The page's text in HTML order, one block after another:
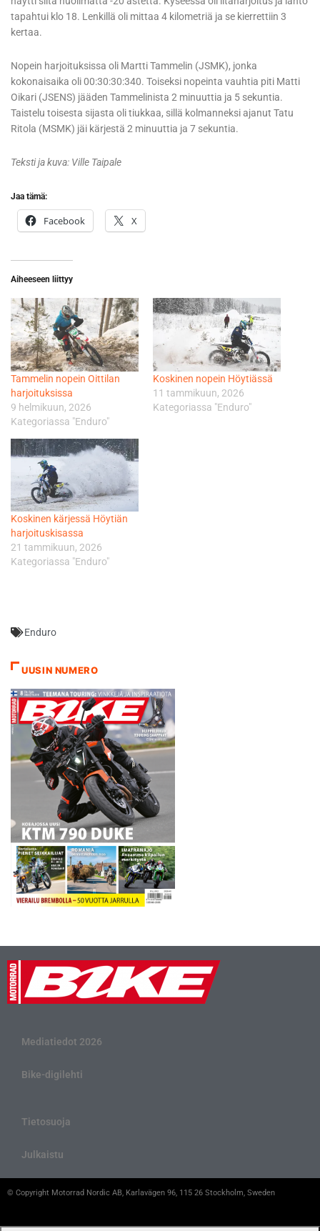
tapahtui klo 18. Lenkillä oli mittaa 4 kilometriä ja se kierrettiin 3
kertaa.
Nopein harjoituksissa oli Martti Tammelin (JSMK), jonka
kokonaisaika oli 00:30:30:340. Toiseksi nopeinta vauhtia piti Matti
Oikari (JSENS) jääden Tammelinista 2 minuuttia ja 5 sekuntia.
Taistelu toisesta sijasta oli tiukkaa, sillä kolmanneksi ajanut Tatu
Ritola (MSMK) jäi kärjestä 2 minuuttia ja 7 sekuntia.
Teksti ja kuva: Ville Taipale
Jaa tämä:
Facebook X
Aiheeseen liittyy
Tammelin nopein Oittilan
harjoituksissa
9 helmikuun, 2026
Kategoriassa "Enduro"
Koskinen nopein Höytiässä
11 tammikuun, 2026
Kategoriassa "Enduro"
Koskinen kärjessä Höytiän
harjoituskisassa
21 tammikuun, 2026
Kategoriassa "Enduro"
Enduro
UUSIN NUMERO
Mediatiedot 2026
Bike-digilehti
Tietosuoja
Julkaistu
© Copyright Motorrad Nordic AB, Karlavägen 96, 115 26 Stockholm, Sweden